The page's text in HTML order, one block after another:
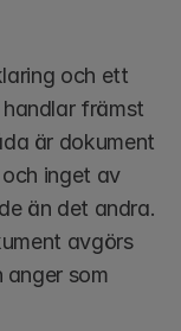
och ett
främst
är dokument
inget av
än det andra.
avgörs
som